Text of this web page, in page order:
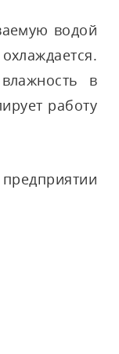
водой
в
работу